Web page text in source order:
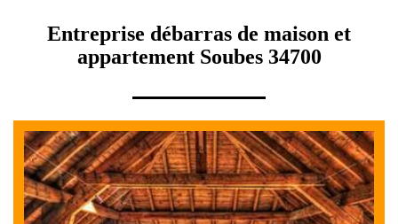
Entreprise débarras de maison et
appartement Soubes 34700